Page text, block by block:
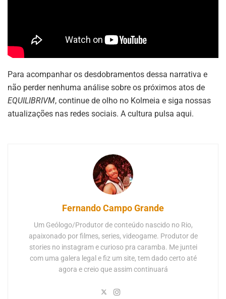
Para acompanhar os desdobramentos dessa narrativa e
não perder nenhuma análise sobre os próximos atos de
EQUILIBRIVM, continue de olho no Kolmeia e siga nossas
atualizações nas redes sociais. A cultura pulsa aqui.
Fernando Campo Grande
Um Geólogo/Produtor de conteúdo nascido no Rio,
apaixonado por filmes, series, videogame. Produtor de
stories no instagram e curioso pra caramba. Me juntei
com uma galera legal e fiz um site, tem dado certo até
agora e creio que assim continuará